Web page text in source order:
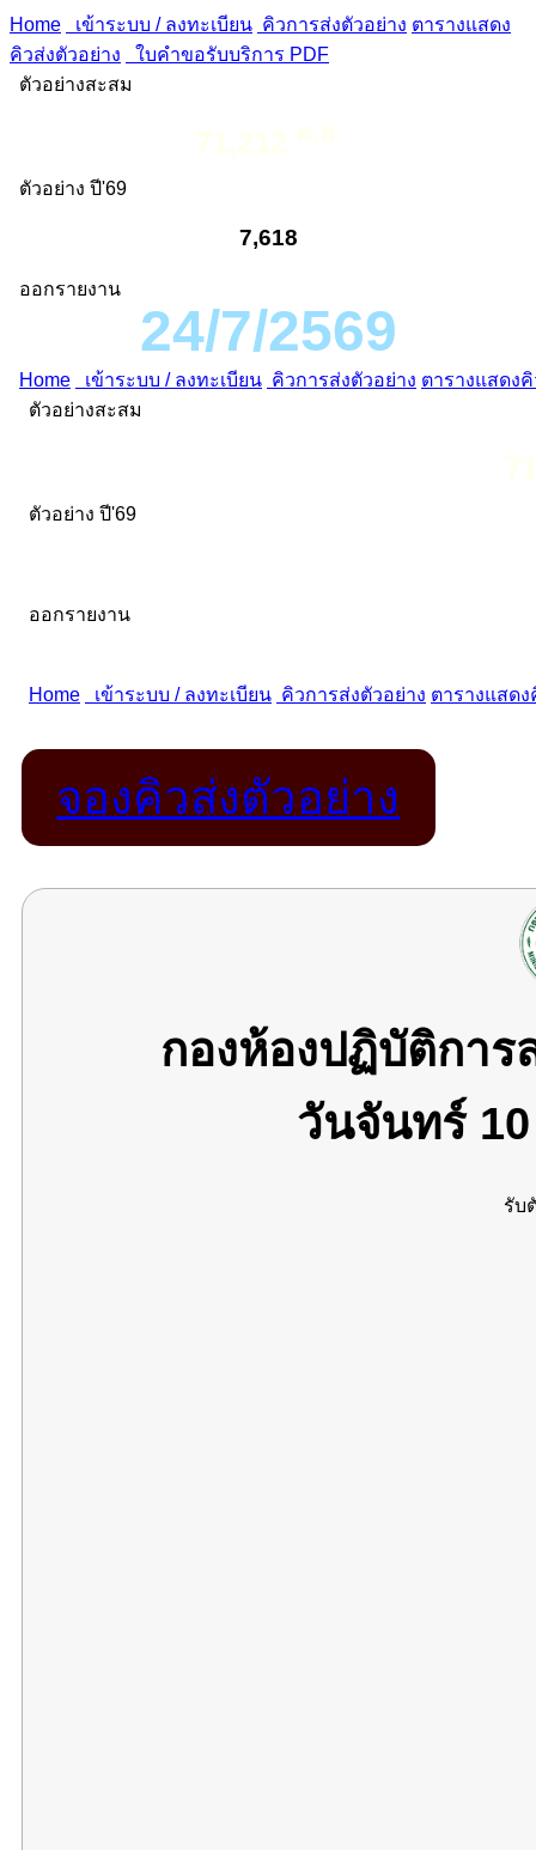
Home เข้าระบบ / ลงทะเบียน คิวการส่งตัวอย่าง ตารางแสดง
คิวส่งตัวอย่าง
ใบคำขอรับบริการ PDF
ตัวอย่างสะสม
ตัวอย่าง ปี'69
7,618
ออกรายงาน
24/7/2569
จองคิวส่งตัวอย่าง
กองห้องปฏิบัติกา
วันจันทร์
รับ